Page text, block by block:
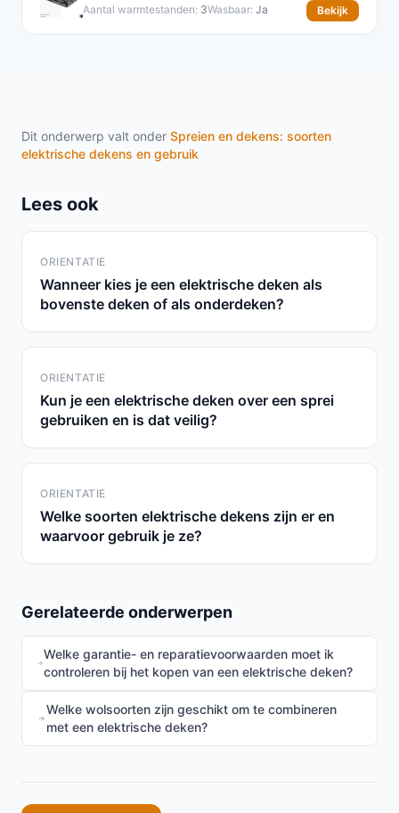
Warmtedeken 160x120 cm - 3
Aantal warmtestanden: 3Wasbaar: Ja Bekijk
Dit onderwerp valt onder Spreien en dekens: soorten
elektrische dekens en gebruik
Lees ook
ORIENTATIE
Wanneer kies je een elektrische deken als
bovenste deken of als onderdeken?
ORIENTATIE
Kun je een elektrische deken over een sprei
gebruiken en is dat veilig?
ORIENTATIE
Welke soorten elektrische dekens zijn er en
waarvoor gebruik je ze?
Gerelateerde onderwerpen
Welke garantie- en reparatievoorwaarden moet ik
controleren bij het kopen van een elektrische deken?
Welke wolsoorten zijn geschikt om te combineren
met een elektrische deken?